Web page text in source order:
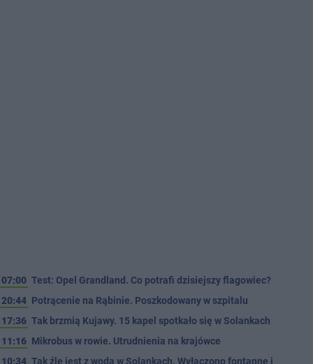
07:00 Test: Opel Grandland. Co potrafi dzisiejszy flagowiec?
20:44 Potrącenie na Rąbinie. Poszkodowany w szpitalu
17:36 Tak brzmią Kujawy. 15 kapel spotkało się w Solankach
11:16 Mikrobus w rowie. Utrudnienia na krajówce
10:34 Tak źle jest z wodą w Solankach. Wyłączono fontannę i